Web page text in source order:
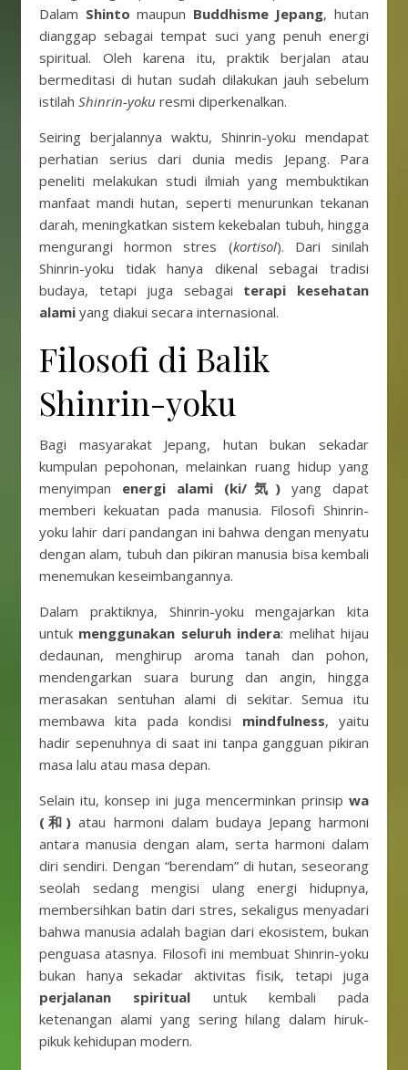
Dalam Shinto maupun Buddhisme Jepang, hutan
dianggap sebagai tempat suci yang penuh energi
spiritual. Oleh karena itu, praktik berjalan atau
bermeditasi di hutan sudah dilakukan jauh sebelum
istilah Shinrin-yoku resmi diperkenalkan.
Seiring berjalannya waktu, Shinrin-yoku mendapat
perhatian serius dari dunia medis Jepang. Para
peneliti melakukan studi ilmiah yang membuktikan
manfaat mandi hutan, seperti menurunkan tekanan
darah, meningkatkan sistem kekebalan tubuh, hingga
mengurangi hormon stres (kortisol). Dari sinilah
Shinrin-yoku tidak hanya dikenal sebagai tradisi
budaya, tetapi juga sebagai terapi kesehatan
alami yang diakui secara internasional.
Filosofi di Balik
Shinrin-yoku
Bagi masyarakat Jepang, hutan bukan sekadar
kumpulan pepohonan, melainkan ruang hidup yang
menyimpan energi alami (ki/気) yang dapat
memberi kekuatan pada manusia. Filosofi Shinrin-
yoku lahir dari pandangan ini bahwa dengan menyatu
dengan alam, tubuh dan pikiran manusia bisa kembali
menemukan keseimbangannya.
Dalam praktiknya, Shinrin-yoku mengajarkan kita
untuk menggunakan seluruh indera: melihat hijau
dedaunan, menghirup aroma tanah dan pohon,
mendengarkan suara burung dan angin, hingga
merasakan sentuhan alami di sekitar. Semua itu
membawa kita pada kondisi mindfulness, yaitu
hadir sepenuhnya di saat ini tanpa gangguan pikiran
masa lalu atau masa depan.
Selain itu, konsep ini juga mencerminkan prinsip wa
(和) atau harmoni dalam budaya Jepang harmoni
antara manusia dengan alam, serta harmoni dalam
diri sendiri. Dengan “berendam” di hutan, seseorang
seolah sedang mengisi ulang energi hidupnya,
membersihkan batin dari stres, sekaligus menyadari
bahwa manusia adalah bagian dari ekosistem, bukan
penguasa atasnya. Filosofi ini membuat Shinrin-yoku
bukan hanya sekadar aktivitas fisik, tetapi juga
perjalanan spiritual untuk kembali pada
ketenangan alami yang sering hilang dalam hiruk-
pikuk kehidupan modern.